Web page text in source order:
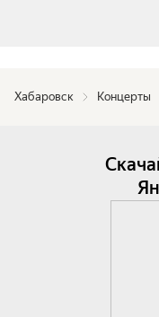
Хабаровск Концерты